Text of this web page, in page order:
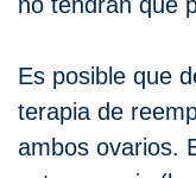
Es posible que
terapia de
ambos ovarios.